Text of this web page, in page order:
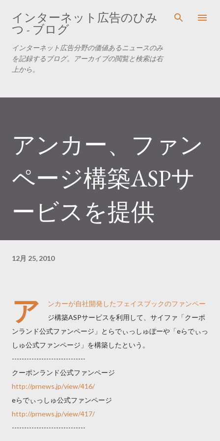
スキップしてメイン コンテンツに移動
インターネット広告のひみ
つ - ブログ
インターネット広告分野の価値あるニュースのみ
を記録するブログ。アーカイブの閲覧と検索は右
上から。
アンカー、ファン
ページ構築ASPサ
ービスを提供
12月 25, 2010
ア
ンカーが自社開発したフェイスブックのファンペー
ジ構築ASPサービスを利用して、サイファ「クーポ
ンランド公式ファンページ」とらでぃっしゅぼーや「eらでぃっ
しゅ公式ファンページ」を構築したという。
------------------------------
クーポンランド公式ファンページ
http://prnews.jp/view/416/
eらでぃっしゅ公式ファンページ
http://prnews.jp/view/417/
------------------------------